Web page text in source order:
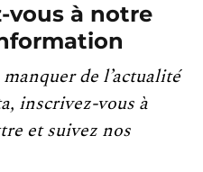
vous à notre
de l’actualité
inscrivez-vous à
et suivez nos